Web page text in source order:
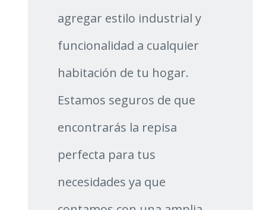
agregar estilo industrial y
funcionalidad a cualquier
habitación de tu hogar.
Estamos seguros de que
encontrarás la repisa
perfecta para tus
necesidades ya que